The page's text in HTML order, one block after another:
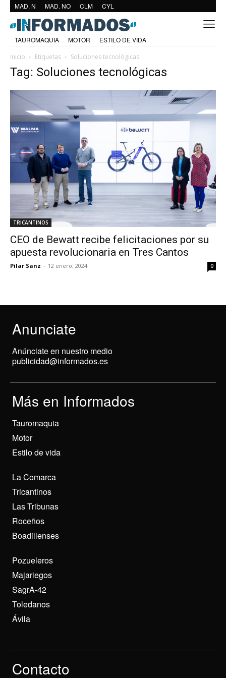
MAD. N MAD. NO CLM CYL
TAUROMAQUIA MOTOR
ESTILO DE VIDA
Inicio
Etiquetas Soluciones tecnológicas
Tag: Soluciones tecnológicas
TRICANTINOS
CEO de Bewatt recibe felicitaciones por su
apuesta revolucionaria en Tres Cantos
Pilar Sanz - 12 enero, 2024 0
Anunciate
Anúnciate en nuestro medio
publicidad@informados.es
Más en Informados
Tauromaquia
Motor
Estilo de vida
La Comarca
Tricantinos
Las Tribunas
Roceños
Boadillenses
Pozueleros
Majariegos
SagrA-42
Toledanos
Ávila
Contacto